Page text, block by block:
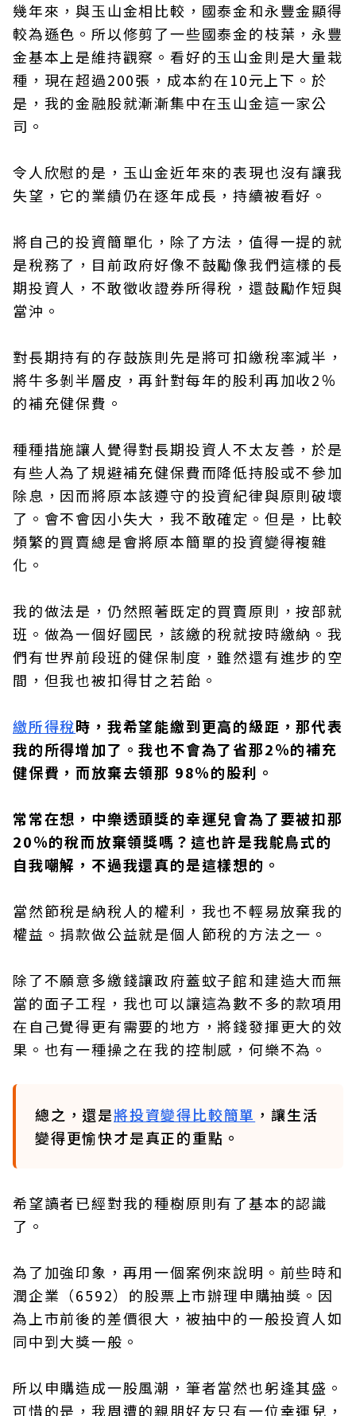
幾年來，與玉山金相比較，國泰金和永豐金顯得
較為遜色。所以修剪了一些國泰金的枝葉，永豐
金基本上是維持觀察。看好的玉山金則是大量栽
種，現在超過200張，成本約在10元上下。於
是，我的金融股就漸漸集中在玉山金這一家公
司。
令人欣慰的是，玉山金近年來的表現也沒有讓我
失望，它的業績仍在逐年成長，持續被看好。
將自己的投資簡單化，除了方法，值得一提的就
是稅務了，目前政府好像不鼓勵像我們這樣的長
期投資人，不敢徵收證券所得稅，還鼓勵作短與
當沖。
對長期持有的存鼓族則先是將可扣繳稅率減半，
將牛多剝半層皮，再針對每年的股利再加收2％
的補充健保費。
種種措施讓人覺得對長期投資人不太友善，於是
有些人為了規避補充健保費而降低持股或不參加
除息，因而將原本該遵守的投資紀律與原則破壞
了。會不會因小失大，我不敢確定。但是，比較
頻繁的買賣總是會將原本簡單的投資變得複雜
化。
我的做法是，仍然照著既定的買賣原則，按部就
班。做為一個好國民，該繳的稅就按時繳納。我
們有世界前段班的健保制度，雖然還有進步的空
間，但我也被扣得甘之若飴。
繳所得稅時，我希望能繳到更高的級距，那代表
我的所得增加了。我也不會為了省那2％的補充
健保費，而放棄去領那 98％的股利。
常常在想，中樂透頭獎的幸運兒會為了要被扣那
20％的稅而放棄領獎嗎？這也許是我鴕鳥式的
自我嘲解，不過我還真的是這樣想的。
當然節稅是納稅人的權利，我也不輕易放棄我的
權益。捐款做公益就是個人節稅的方法之一。
除了不願意多繳錢讓政府蓋蚊子館和建造大而無
當的面子工程，我也可以讓這為數不多的款項用
在自己覺得更有需要的地方，將錢發揮更大的效
果。也有一種操之在我的控制感，何樂不為。
總之，還是將投資變得比較簡單 ，讓生活
變得更愉快才是真正的重點。
希望讀者已經對我的種樹原則有了基本的認識
了。
為了加強印象，再用一個案例來說明。前些時和
潤企業（6592）的股票上市辦理申購抽獎。因
為上市前後的差價很大，被抽中的一般投資人如
同中到大獎一般。
所以申購造成一股風潮，筆者當然也躬逢其盛。
可惜的是，我周遭的親朋好友只有一位幸運兒，